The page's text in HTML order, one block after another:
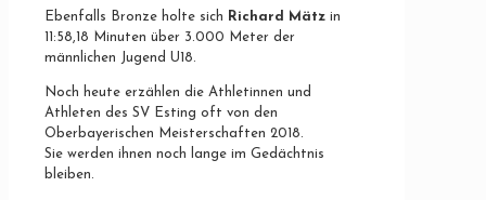
Ebenfalls Bronze holte sich Richard Mätz in
11:58,18 Minuten über 3.000 Meter der
männlichen Jugend U18.
Noch heute erzählen die Athletinnen und
Athleten des SV Esting oft von den
Oberbayerischen Meisterschaften 2018.
Sie werden ihnen noch lange im Gedächtnis
bleiben.